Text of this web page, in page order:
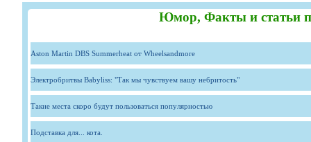
Юмор, Факты и статьи
Aston Martin DBS Summerheat от Wheelsandmore
Электробритвы Babyliss: "Так мы чувствуем вашу небритость"
Такие места скоро будут пользоваться популярностью
Подставка для... кота.